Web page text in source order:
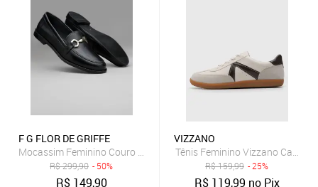
F G FLOR DE GRIFFE
Mocassim Feminino Couro Legítimo Preto Flor de Griffe Leve Macio
R$299,90 - 50%
R$ 149,90
VIZZANO
Tênis Feminino Vizzano
R$159,99 - 25%
R$ 119,99 no Pix